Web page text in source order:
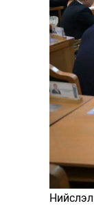
Нийгэм
Техник
Сонин
Дэлхийн